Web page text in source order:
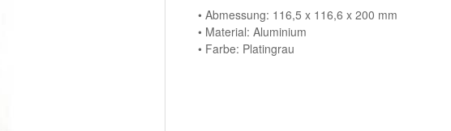
• Abmessung: 116,5 x 116,6 x 200 mm
• Material: Aluminium
• Farbe: Platingrau